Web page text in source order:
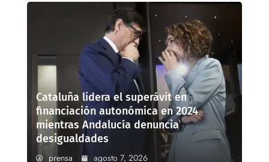
Cataluña lidera el superávit en
financiación autonómica en 2024
mientras Andalucía denuncia
desigualdades
prensa agosto 7, 2026